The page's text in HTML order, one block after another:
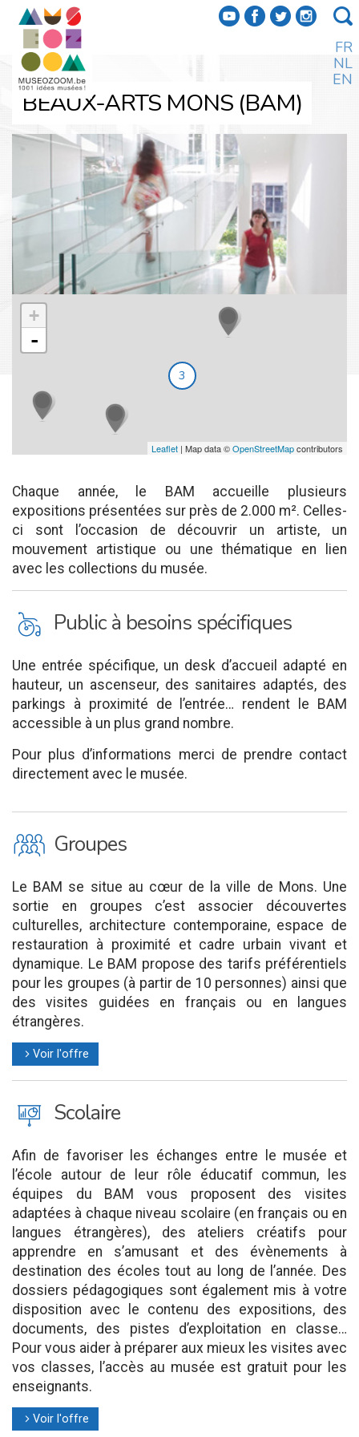
f a b e
FR
NL
EN
BEAUX-ARTS MONS (BAM)
3
+
-
Leaflet | Map data ©OpenStreetMapcontributors
Chaque année, le BAM accueille plusieurs
expositions présentées sur près de 2.000 m². Celles-
ci sont l’occasion de découvrir un artiste, un
mouvement artistique ou une thématique en lien
avec les collections du musée.
L Public à besoins spécifiques
Une entrée spécifique, un desk d’accueil adapté en
hauteur, un ascenseur, des sanitaires adaptés, des
parkings à proximité de l’entrée… rendent le BAM
accessible à un plus grand nombre.
Pour plus d’informations merci de prendre contact
directement avec le musée.
O Groupes
Le BAM se situe au cœur de la ville de Mons. Une
sortie en groupes c’est associer découvertes
culturelles, architecture contemporaine, espace de
restauration à proximité et cadre urbain vivant et
dynamique. Le BAM propose des tarifs préférentiels
pour les groupes (à partir de 10 personnes) ainsi que
des visites guidées en français ou en langues
étrangères.
l Voir l'offre
J Scolaire
Afin de favoriser les échanges entre le musée et
l’école autour de leur rôle éducatif commun, les
équipes du BAM vous proposent des visites
adaptées à chaque niveau scolaire (en français ou en
langues étrangères), des ateliers créatifs pour
apprendre en s’amusant et des évènements à
destination des écoles tout au long de l’année. Des
dossiers pédagogiques sont également mis à votre
disposition avec le contenu des expositions, des
documents, des pistes d’exploitation en classe…
Pour vous aider à préparer aux mieux les visites avec
vos classes, l’accès au musée est gratuit pour les
enseignants.
l Voir l'offre